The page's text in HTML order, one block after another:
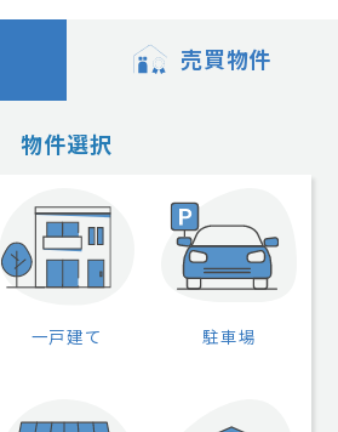
売買物件
物件選択
一戸建て 駐車場